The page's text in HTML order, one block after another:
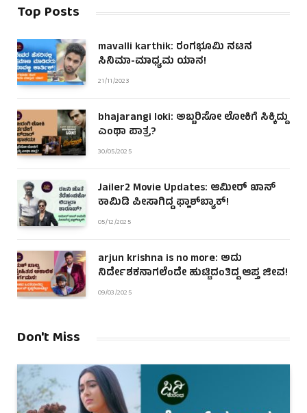
Top Posts
mavalli karthik: ರಂಗಭೂಮಿ ನಟನ
ಸಿನಿಮಾ-ಮಾಧ್ಯಮ ಯಾನ!
21/11/2023
bhajarangi loki: ಅಬ್ಬರಿಸೋ ಲೋಕಿಗೆ ಸಿಕ್ಕಿದ್ದು
ಎಂಥಾ ಪಾತ್ರ?
30/05/2025
Jailer2 Movie Updates: ಆಮೀರ್ ಖಾನ್
ಕಾಮಿಡಿ ಪೀಸಾಗಿದ್ದ ಫ್ಲಾಶ್‌ಬ್ಯಾಕ್!
05/12/2025
arjun krishna is no more: ಅದು
ನಿರ್ದೇಶಕನಾಗಲೆಂದೇ ಹುಟ್ಟಿದಂತಿದ್ದ ಆಪ್ತ ಜೀವ!
09/03/2025
Don't Miss